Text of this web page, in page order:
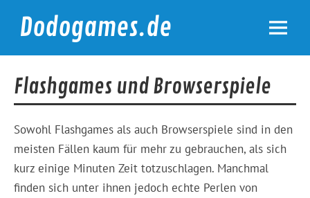
contentDodogames.de
Flashgames und Browserspiele
Sowohl Flashgames als auch Browserspiele sind in den
meisten Fällen kaum für mehr zu gebrauchen, als sich
kurz einige Minuten Zeit totzuschlagen. Manchmal
finden sich unter ihnen jedoch echte Perlen von